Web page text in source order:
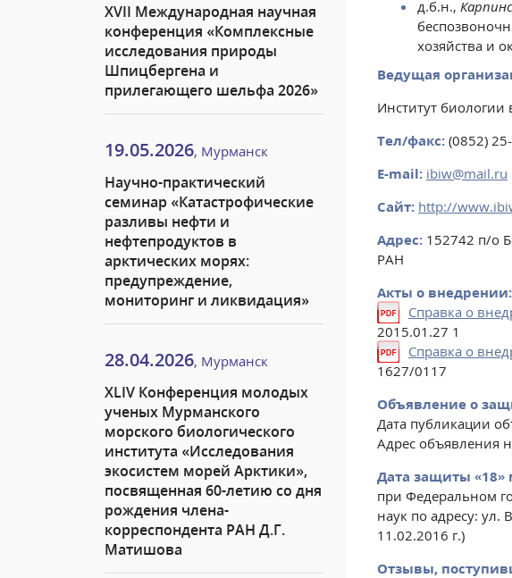
XVII Международная научная
конференция «Комплексные
исследования природы
Шпицбергена и
прилегающего шельфа 2026»
19.05.2026, Мурманск
Научно-практический
семинар «Катастрофические
разливы нефти и
нефтепродуктов в
арктических морях:
предупреждение,
мониторинг и ликвидация»
28.04.2026, Мурманск
XLIV Конференция молодых
ученых Мурманского
морского биологического
института «Исследования
экосистем морей Арктики»,
посвященная 60-летию со дня
рождения члена-
корреспондента РАН Д.Г.
Матишова
д.б.н.,
хозяйства и
Ведущая
Институт
Тел/факс: (0852)
E-mail: ibiw@mail.ru
Сайт: http://
Адрес: 152742 п/о
РАН
Акты о внедрении:
Справка о
2015.01.27 1
Справка о
1627/0117
Объявление о
Дата публикации
Адрес объявления
Дата защиты «18»
при Федеральном
наук по адресу:
11.02.2016 г.)
Отзывы,